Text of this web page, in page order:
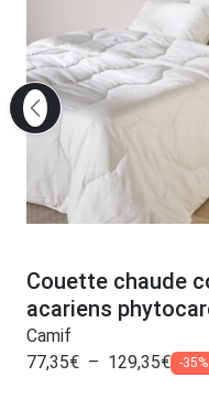
Couette chaude
acariens
Camif
77,35€ – 129,35€ -35%